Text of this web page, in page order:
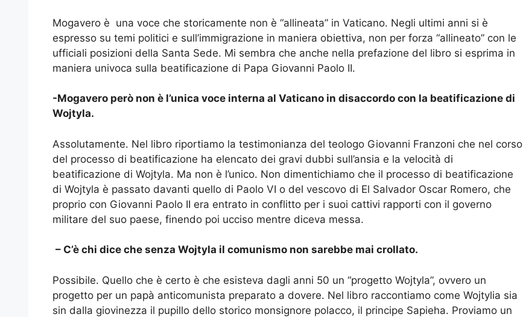
Mogavero è una voce che storicamente non è “allineata” in Vaticano. Negli ultimi anni si è
espresso su temi politici e sull’immigrazione in maniera obiettiva, non per forza “allineato” con le
ufficiali posizioni della Santa Sede. Mi sembra che anche nella prefazione del libro si esprima in
maniera univoca sulla beatificazione di Papa Giovanni Paolo II.
-Mogavero però non è l’unica voce interna al Vaticano in disaccordo con la beatificazione di
Wojtyla.
Assolutamente. Nel libro riportiamo la testimonianza del teologo Giovanni Franzoni che nel corso
del processo di beatificazione ha elencato dei gravi dubbi sull’ansia e la velocità di
beatificazione di Wojtyla. Ma non è l’unico. Non dimentichiamo che il processo di beatificazione
di Wojtyla è passato davanti quello di Paolo VI o del vescovo di El Salvador Oscar Romero, che
proprio con Giovanni Paolo II era entrato in conflitto per i suoi cattivi rapporti con il governo
militare del suo paese, finendo poi ucciso mentre diceva messa.
– C’è chi dice che senza Wojtyla il comunismo non sarebbe mai crollato.
Possibile. Quello che è certo è che esisteva dagli anni 50 un “progetto Wojtyla”, ovvero un
progetto per un papà anticomunista preparato a dovere. Nel libro raccontiamo come Wojtylia sia
sin dalla giovinezza il pupillo dello storico monsignore polacco, il principe Sapieha. Proviamo un